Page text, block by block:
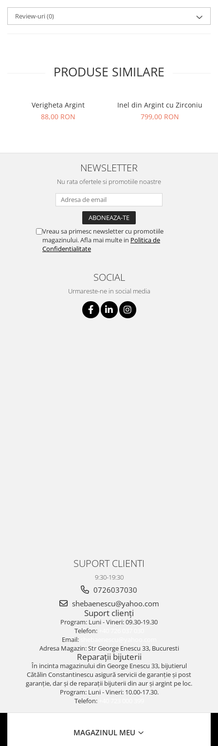
Review-uri(0)
PRODUSE SIMILARE
Verigheta Argint
88,00 RON
Inel din Argint cu Zirconiu
799,00 RON
NEWSLETTER
Nu rata ofertele si promotiile noastre
Vreau sa primesc newsletter cu promotiile
magazinului. Afla mai multe in Politica de
Confidentialitate
SOCIAL
Urmareste-ne in social media
SUPORT CLIENTI
9:30-19:30
0726037030
shebaenescu@yahoo.com
Suport clienți
Program: Luni - Vineri: 09.30-19.30
Telefon:
Email:
Adresa Magazin: Str George Enescu 33, Bucuresti
Reparații bijuterii
În incinta magazinului din George Enescu 33, bijutierul
Cătălin Constantinescu asigură servicii de garanție și post
garanție, dar și de reparații bijuterii din aur și argint pe loc.
Program: Luni - Vineri: 10.00-17.30.
Telefon:
MAGAZINUL MEU